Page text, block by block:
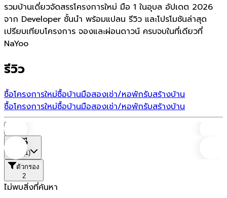
รวมบ้านเดี่ยวจัดสรรโครงการใหม่ มือ 1 ในอุบล อัปเดต 2026
จาก Developer ชั้นนำ พร้อมแปลน รีวิว และโปรโมชันล่าสุด
เปรียบเทียบโครงการ จองและผ่อนดาวน์ ครบจบในที่เดียวที่
NaYoo
รีวิว
ซื้อโครงการใหม่ซื้อบ้านมือสองเช่า/หอพักรับสร้างบ้าน
ซื้อโครงการใหม่ซื้อบ้านมือสองเช่า/หอพักรับสร้างบ้าน
(1)
ตัวกรอง
2
ไม่พบสิ่งที่ค้นหา